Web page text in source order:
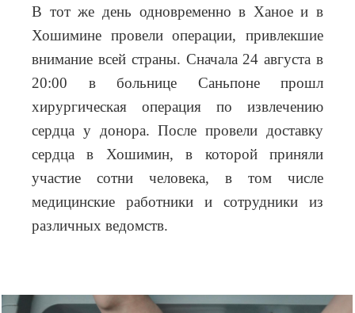
В тот же день одновременно в Ханое и в
Хошимине провели операции, привлекшие
внимание всей страны. Сначала 24 августа в
20:00 в больнице Саньпоне прошл
хирургическая операция по извлечению
сердца у донора. После провели доставку
сердца в Хошимин, в которой приняли
участие сотни человека, в том числе
медицинские работники и сотрудники из
различных ведомств.